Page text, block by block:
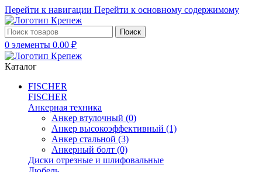
Перейти к навигации Перейти к основному содержимому
Поиск
0 элементы 0.00 ₽
Каталог
FISCHER
FISCHER
Анкерная техника
Анкер втулочный (0)
Анкер высокоэффективный (1)
Анкер стальной (3)
Анкерный болт (0)
Диски отрезные и шлифовальные